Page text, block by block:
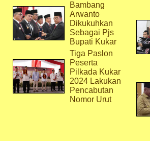
Bambang
Arwanto
Dikukuhkan
Sebagai Pjs
Bupati Kukar
Tiga Paslon
Peserta
Pilkada Kukar
2024 Lakukan
Pencabutan
Nomor Urut